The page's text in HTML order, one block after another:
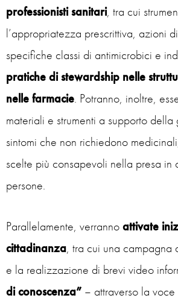
professionisti sanitari, tra cui
l’appropriatezza prescrittiva, azioni
specifiche classi di antimicrobici e
pratiche di stewardship nelle
nelle farmacie. Potranno, inoltre,
materiali e strumenti a supporto della
sintomi che non richiedono
scelte più consapevoli nella presa in
persone.
Parallelamente, verrannoattivate
cittadinanza, tra cui una campagna
e la realizzazione di brevi video
di conoscenza” – attraverso la